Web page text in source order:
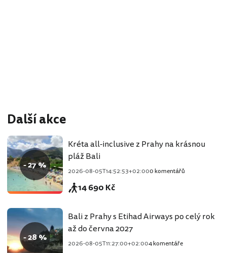
Další akce
- 27 %
Kréta all-inclusive z Prahy na krásnou
pláž Bali
2026-08-05T14:52:53+02:000 komentářů
14 690 Kč
- 28 %
Bali z Prahy s Etihad Airways po celý rok
až do června 2027
2026-08-05T11:27:00+02:004 komentáře